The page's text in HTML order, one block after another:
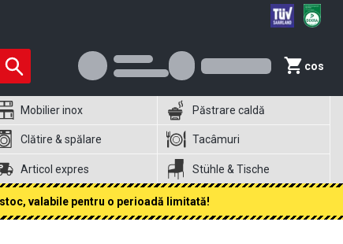
cos
Mobilier inox Păstrare caldă
Clătire & spălare Tacâmuri
Articol expres Stühle & Tische
valabile pentru o perioadă limitată!